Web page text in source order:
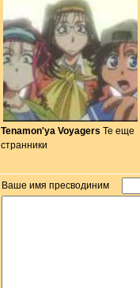
Tenamon'ya Voyagers Те еще
странники
Ваше имя пресводиним